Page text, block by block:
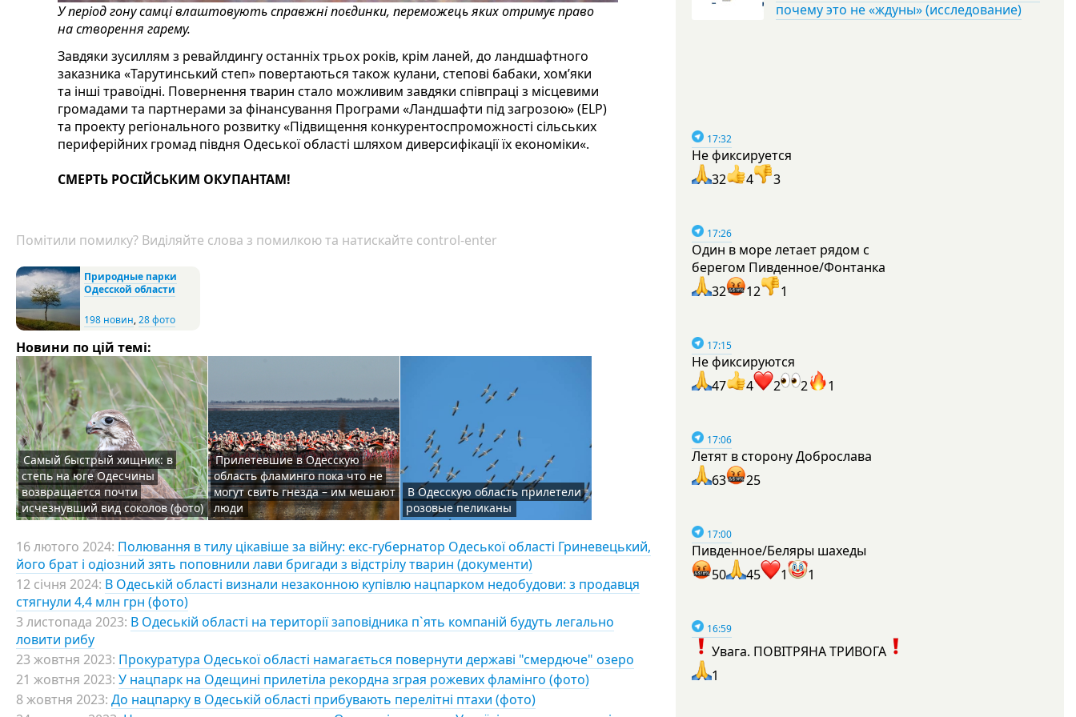
У період гону самці влаштовують справжні поєдинки, переможець яких отримує право
на створення гарему.
Завдяки зусиллям з ревайлдингу останніх трьох років, крім ланей, до ландшафтного
заказника «Тарутинський степ» повертаються також кулани, степові бабаки, хом’яки
та інші травоїдні. Повернення тварин стало можливим завдяки співпраці з місцевими
громадами та партнерами за фінансування Програми «Ландшафти під загрозою» (ELP)
та проекту регіонального розвитку «Підвищення конкурентоспроможності сільських
периферійних громад півдня Одеської області шляхом диверсифікації їх економіки«.
СМЕРТЬ РОСІЙСЬКИМ ОКУПАНТАМ!
Помітили помилку? Виділяйте слова з помилкою та натискайте control-enter
Природные парки
Одесской области
198 новин,28 фото
Новини по цій темі:
Самый быстрый хищник: в
степь на юге Одесчины
возвращается почти
исчезнувший вид соколов (фото)
Прилетевшие в Одесскую
область фламинго пока что не
могут свить гнезда – им мешают
люди
В Одесскую область прилетели
розовые пеликаны
16 лютого 2024: Полювання в тилу цікавіше за війну: екс-губернатор Одеської області Гриневецький,
його брат і одіозний зять поповнили лави бригади з відстрілу тварин (документи)
12 січня 2024: В Одеській області визнали незаконною купівлю нацпарком недобудови: з продавця
стягнули 4,4 млн грн (фото)
3 листопада 2023: В Одеській області на території заповідника п`ять компаній будуть легально
ловити рибу
23 жовтня 2023: Прокуратура Одеської області намагається повернути державі "смердюче" озеро
21 жовтня 2023: У нацпарк на Одещині прилетіла рекордна зграя рожевих фламінго (фото)
8 жовтня 2023: До нацпарку в Одеській області прибувають перелітні птахи (фото)
почему это не «ждуны» (исследование)
17:32
Не фиксируется
32
4 3
17:26
Один в море летает рядом с
берегом Пивденное/Фонтанка
32
12 1
17:15
Не фиксируются
47
4 2 2 1
17:06
Летят в сторону Доброслава
63
25
17:00
Пивденное/Беляры шахеды
50
45 1 1
16:59
Увага. ПОВІТРЯНА ТРИВОГА
1